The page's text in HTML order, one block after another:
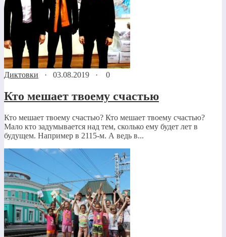
Диктовки · 03.08.2019 · 0
Кто мешает твоему счастью
Кто мешает твоему счастью? Кто мешает твоему счастью?
Мало кто задумывается над тем, сколько ему будет лет в
будущем. Например в 2115-м. А ведь в...